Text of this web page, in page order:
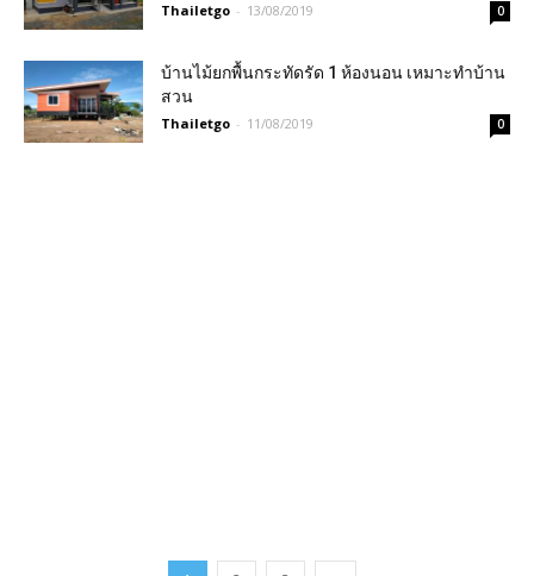
Thailetgo - 13/08/2019 0
บ้านไม้ยกพื้นกระทัดรัด 1 ห้องนอน เหมาะทำบ้าน
สวน
Thailetgo - 11/08/2019 0